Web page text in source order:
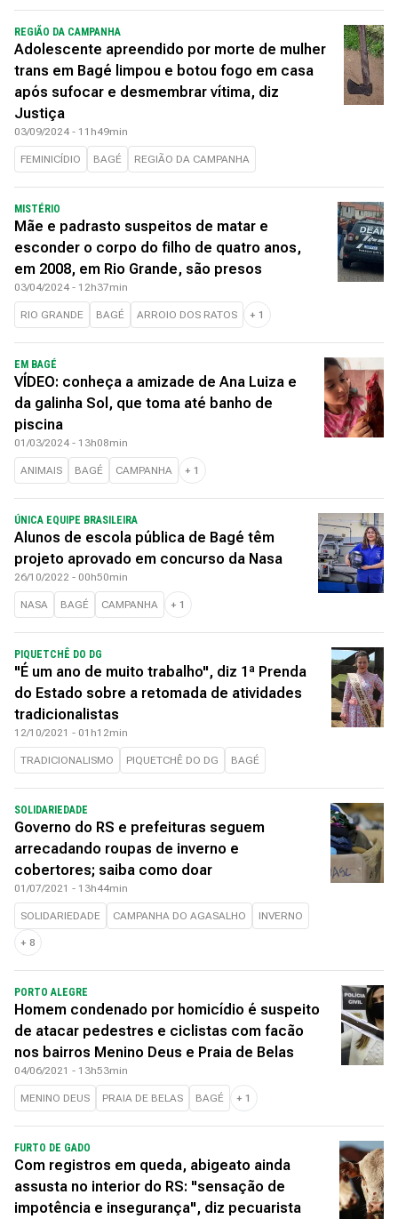
REGIÃO DA CAMPANHA
Adolescente apreendido por morte de mulher
trans em Bagé limpou e botou fogo em casa
após sufocar e desmembrar vítima, diz
Justiça
03/09/2024 - 11h49min
FEMINICÍDIO BAGÉ REGIÃO DA CAMPANHA
MISTÉRIO
Mãe e padrasto suspeitos de matar e
esconder o corpo do filho de quatro anos,
em 2008, em Rio Grande, são presos
03/04/2024 - 12h37min
RIO GRANDE BAGÉ ARROIO DOS RATOS + 1
EM BAGÉ
VÍDEO: conheça a amizade de Ana Luiza e
da galinha Sol, que toma até banho de
piscina
01/03/2024 - 13h08min
ANIMAIS BAGÉ CAMPANHA + 1
ÚNICA EQUIPE BRASILEIRA
Alunos de escola pública de Bagé têm
projeto aprovado em concurso da Nasa
26/10/2022 - 00h50min
NASA BAGÉ CAMPANHA + 1
PIQUETCHÊ DO DG
"É um ano de muito trabalho", diz 1ª Prenda
do Estado sobre a retomada de atividades
tradicionalistas
12/10/2021 - 01h12min
TRADICIONALISMO PIQUETCHÊ DO DG BAGÉ
SOLIDARIEDADE
Governo do RS e prefeituras seguem
arrecadando roupas de inverno e
cobertores; saiba como doar
01/07/2021 - 13h44min
SOLIDARIEDADE CAMPANHA DO AGASALHO INVERNO
+ 8
PORTO ALEGRE
Homem condenado por homicídio é suspeito
de atacar pedestres e ciclistas com facão
nos bairros Menino Deus e Praia de Belas
04/06/2021 - 13h53min
MENINO DEUS PRAIA DE BELAS BAGÉ + 1
FURTO DE GADO
Com registros em queda, abigeato ainda
assusta no interior do RS: "sensação de
impotência e insegurança", diz pecuarista